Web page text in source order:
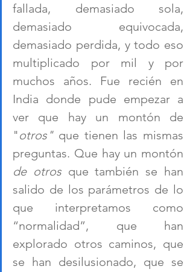
fallada, demasiado sola,
demasiado equivocada,
demasiado perdida, y todo eso
multiplicado por mil y por
muchos años. Fue recién en
India donde pude empezar a
ver que hay un montón de
"otros" que tienen las mismas
de otros que también se han
salido de los parámetros de lo
que interpretamos como
“normalidad”, que han
explorado otros caminos, que
se han desilusionado, que se